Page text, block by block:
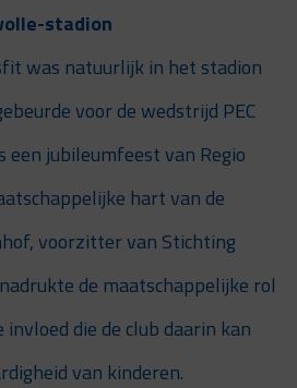
stadion
was natuurlijk in het stadion
voor de wedstrijd PEC
een jubileumfeest van Regio
hart van de
voorzitter van Stichting
de maatschappelijke rol
invloed die de club daarin kan
van kinderen.